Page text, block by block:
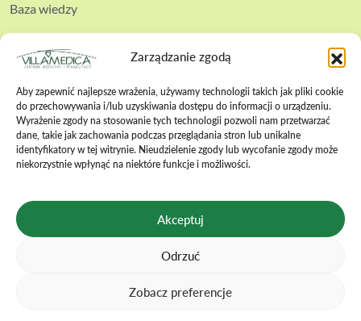
Zarządzanie zgodą
Aby zapewnić najlepsze wrażenia, używamy technologii takich jak pliki cookie
do przechowywania i/lub uzyskiwania dostępu do informacji o urządzeniu.
Wyrażenie zgody na stosowanie tych technologii pozwoli nam przetwarzać
dane, takie jak zachowania podczas przeglądania stron lub unikalne
identyfikatory w tej witrynie. Nieudzielenie zgody lub wycofanie zgody może
niekorzystnie wpłynąć na niektóre funkcje i możliwości.
Akceptuj
Odrzuć
Zobacz preferencje
Baza wiedzy
Kontakt
Polityka cookies
Polityka prywatności
Regulamin zabiegów
Regulamin wizyt online
Karta praw pacjenta